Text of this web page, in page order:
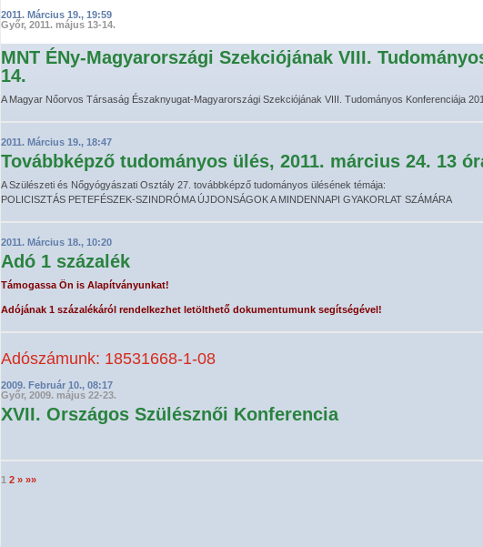
2011. Március 19., 19:59
Győr, 2011. május 13-14.
MNT ÉNy-Magyarországi Szekciójának VIII.
14.
A Magyar Nőorvos Társaság Északnyugat-Magyarországi Szekciójának VIII. Tudományos Konferenciája
2011. Március 19., 18:47
Továbbképző tudományos ülés, 2011. március 24. 13
A Szülészeti és Nőgyógyászati Osztály 27. továbbképző tudományos ülésének témája:
POLICISZTÁS PETEFÉSZEK-SZINDRÓMA ÚJDONSÁGOK A MINDENNAPI GYAKORLAT SZÁMÁRA
2011. Március 18., 10:20
Adó 1 százalék
Támogassa Ön is Alapítványunkat!
Adójának 1 százalékáról rendelkezhet letölthető dokumentumunk segítségével!
Adószámunk: 18531668-1-08
2009. Február 10., 08:17
Győr, 2009. május 22-23.
XVII. Országos Szülésznői Konferencia
1 2 » »»